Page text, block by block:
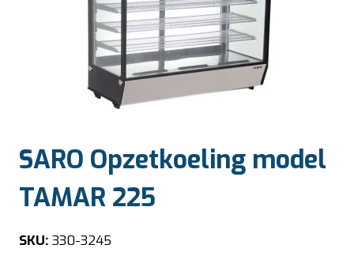
SARO Opzetkoeling model
TAMAR 225
SKU: 330-3245